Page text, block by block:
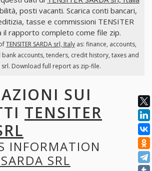
posti vacanti. Scarica conti bancari,
tasse e commissioni TENSITER
il rapporto completo come file zip.
TENSITER SARDA srl, Italyas: finance, accounts,
accounts, tenders, credit history, taxes and
srl. Download full report as zip-file.
SUI
TENSITER
INFORMATION
SRL